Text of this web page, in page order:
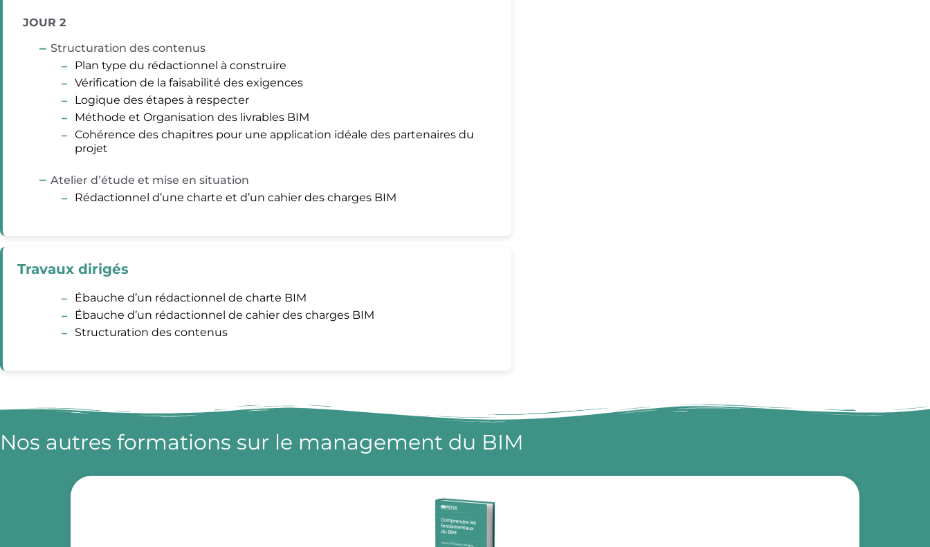
JOUR 2
Structuration des contenus
Plan type du rédactionnel à construire
Vérification de la faisabilité des exigences
Logique des étapes à respecter
Méthode et Organisation des livrables BIM
Cohérence des chapitres pour une application idéale des partenaires du
projet
Atelier d’étude et mise en situation
Rédactionnel d’une charte et d’un cahier des charges BIM
Travaux dirigés
Ébauche d’un rédactionnel de charte BIM
Ébauche d’un rédactionnel de cahier des charges BIM
Structuration des contenus
Nos autres formations sur le management du BIM